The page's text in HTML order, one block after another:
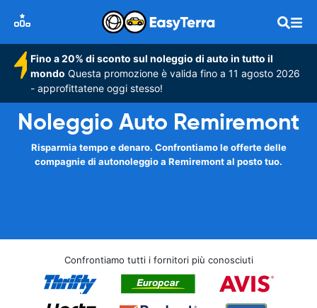
Fino a 20% di sconto sul noleggio di auto in tutto il
mondo Questa promozione è valida fino a 11 agosto 2026
- approfittatene oggi stesso!
Noleggio Auto Remiremont
Risparmia tempo e denaro. Confrontiamo le offerte delle
compagnie di autonoleggio a Remiremont al posto tuo.
Confrontiamo tutti i fornitori più conosciuti